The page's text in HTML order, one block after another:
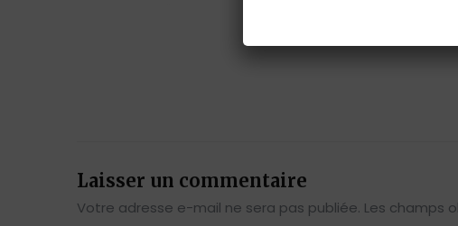
Laisser un commentaire
Votre adresse e-mail ne sera pas publiée. Les champs